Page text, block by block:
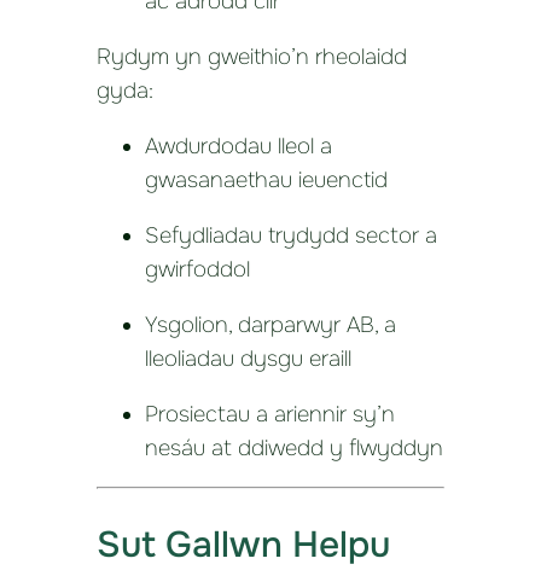
Rydym yn gweithio’n rheolaidd
gyda:
Awdurdodau lleol a
gwasanaethau ieuenctid
Sefydliadau trydydd sector a
gwirfoddol
Ysgolion, darparwyr AB, a
lleoliadau dysgu eraill
Prosiectau a ariennir sy’n
nesáu at ddiwedd y flwyddyn
Sut Gallwn Helpu